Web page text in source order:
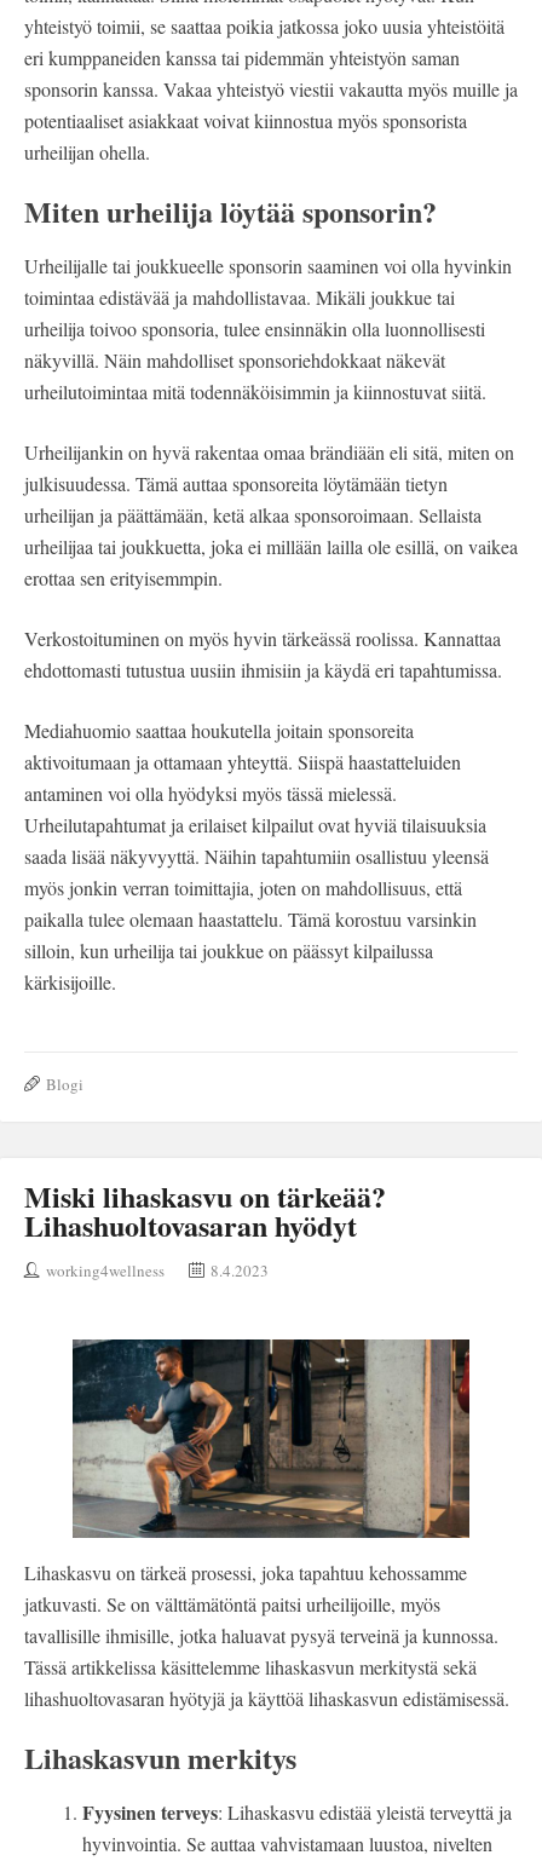
yhteistyö toimii, se saattaa poikia jatkossa joko uusia yhteistöitä
eri kumppaneiden kanssa tai pidemmän yhteistyön saman
sponsorin kanssa. Vakaa yhteistyö viestii vakautta myös muille ja
potentiaaliset asiakkaat voivat kiinnostua myös sponsorista
urheilijan ohella.
Miten urheilija löytää sponsorin?
Urheilijalle tai joukkueelle sponsorin saaminen voi olla hyvinkin
toimintaa edistävää ja mahdollistavaa. Mikäli joukkue tai
urheilija toivoo sponsoria, tulee ensinnäkin olla luonnollisesti
näkyvillä. Näin mahdolliset sponsoriehdokkaat näkevät
urheilutoimintaa mitä todennäköisimmin ja kiinnostuvat siitä.
Urheilijankin on hyvä rakentaa omaa brändiään eli sitä, miten on
julkisuudessa. Tämä auttaa sponsoreita löytämään tietyn
urheilijan ja päättämään, ketä alkaa sponsoroimaan. Sellaista
urheilijaa tai joukkuetta, joka ei millään lailla ole esillä, on vaikea
erottaa sen erityisemmpin.
Verkostoituminen on myös hyvin tärkeässä roolissa. Kannattaa
ehdottomasti tutustua uusiin ihmisiin ja käydä eri tapahtumissa.
Mediahuomio saattaa houkutella joitain sponsoreita
aktivoitumaan ja ottamaan yhteyttä. Siispä haastatteluiden
antaminen voi olla hyödyksi myös tässä mielessä.
Urheilutapahtumat ja erilaiset kilpailut ovat hyviä tilaisuuksia
saada lisää näkyvyyttä. Näihin tapahtumiin osallistuu yleensä
myös jonkin verran toimittajia, joten on mahdollisuus, että
paikalla tulee olemaan haastattelu. Tämä korostuu varsinkin
silloin, kun urheilija tai joukkue on päässyt kilpailussa
kärkisijoille.
Blogi
Miski lihaskasvu on tärkeää?
Lihashuoltovasaran hyödyt
working4wellness 8.4.2023
Lihaskasvu on tärkeä prosessi, joka tapahtuu kehossamme
jatkuvasti. Se on välttämätöntä paitsi urheilijoille, myös
tavallisille ihmisille, jotka haluavat pysyä terveinä ja kunnossa.
Tässä artikkelissa käsittelemme lihaskasvun merkitystä sekä
lihashuoltovasaran hyötyjä ja käyttöä lihaskasvun edistämisessä.
Lihaskasvun merkitys
Fyysinen terveys: Lihaskasvu edistää yleistä terveyttä ja
hyvinvointia. Se auttaa vahvistamaan luustoa, nivelten